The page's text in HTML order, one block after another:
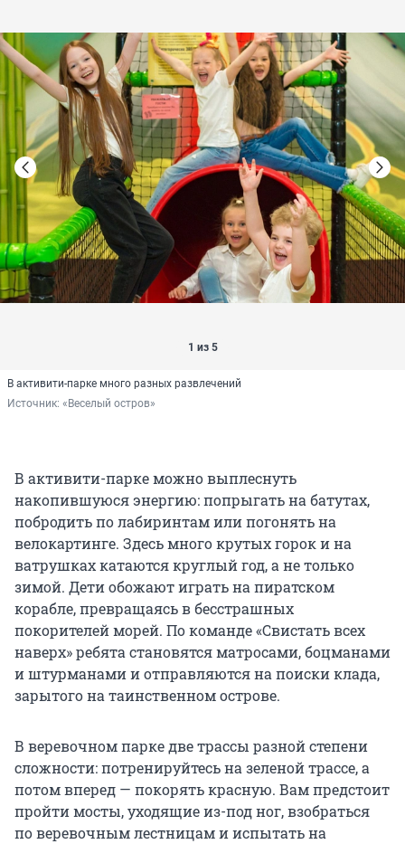
1 из 5
В активити-парке много разных развлечений
Источник: «Веселый остров»
В активити-парке можно выплеснуть
накопившуюся энергию: попрыгать на батутах,
побродить по лабиринтам или погонять на
велокартинге. Здесь много крутых горок и на
ватрушках катаются круглый год, а не только
зимой. Дети обожают играть на пиратском
корабле, превращаясь в бесстрашных
покорителей морей. По команде «Свистать всех
наверх» ребята становятся матросами, боцманами
и штурманами и отправляются на поиски клада,
зарытого на таинственном острове.
В веревочном парке две трассы разной степени
сложности: потренируйтесь на зеленой трассе, а
потом вперед — покорять красную. Вам предстоит
пройти мосты, уходящие из-под ног, взобраться
по веревочным лестницам и испытать на